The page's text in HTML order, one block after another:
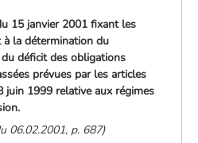
15 janvier 2001 fixant les
à la détermination du
déficit des obligations
prévues par les articles
juin 1999 relative aux régimes
06.02.2001, p. 687)